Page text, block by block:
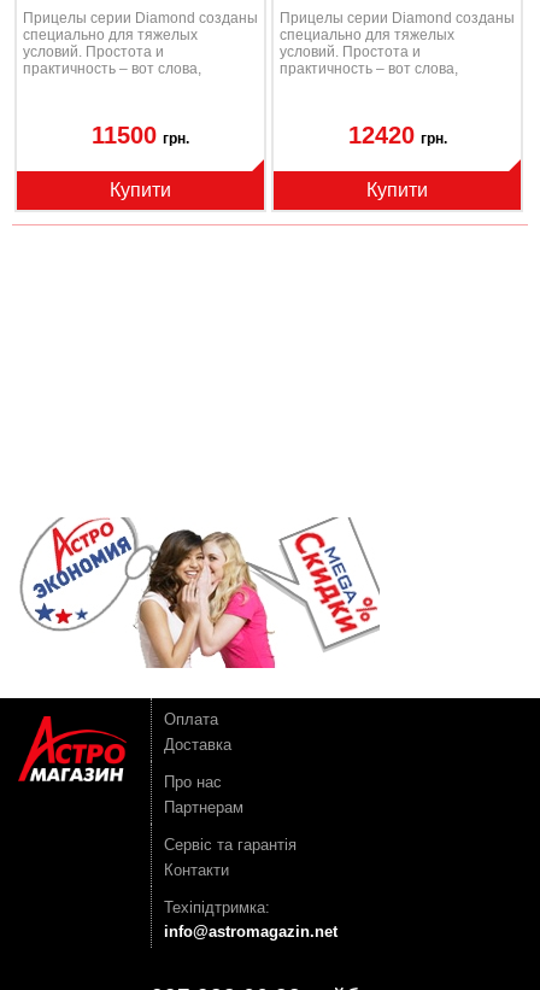
Прицелы серии Diamond созданы
специально для тяжелых
условий. Простота и
практичность – вот слова,
11500 грн.
Купити
Прицелы серии Diamond созданы
специально для тяжелых
условий. Простота и
практичность – вот слова,
12420 грн.
Купити
Оплата
Доставка
Про нас
Партнерам
Сервіс та гарантія
Контакти
Техіпідтримка:
info@astromagazin.net